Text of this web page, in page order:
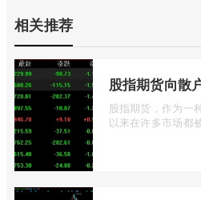
相关推荐
股指期货，作为一
以来在许多市场都